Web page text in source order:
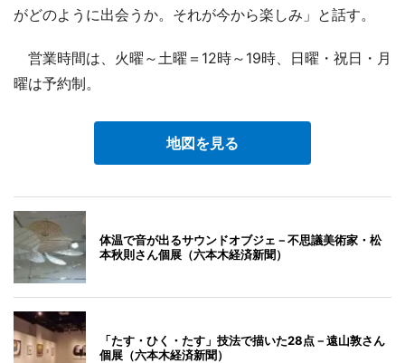
がどのように出会うか。それが今から楽しみ」と話す。
営業時間は、火曜～土曜＝12時～19時、日曜・祝日・月
曜は予約制。
地図を見る
体温で音が出るサウンドオブジェ－不思議美術家・松
本秋則さん個展（六本木経済新聞）
「たす・ひく・たす」技法で描いた28点－遠山敦さん
個展（六本木経済新聞）